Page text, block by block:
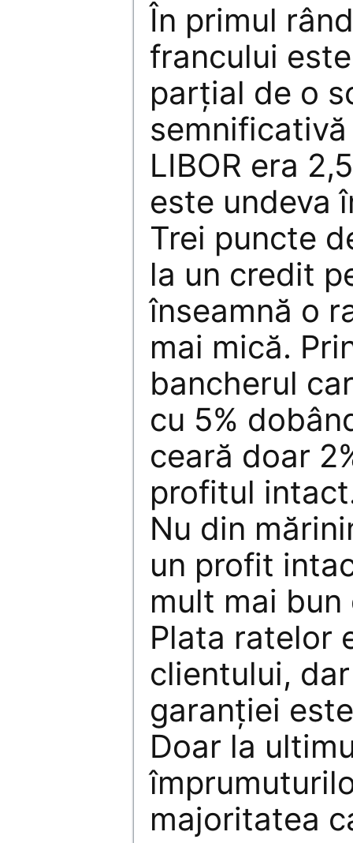
În primul
francului
parțial de o
LIBOR era
este undeva
Trei puncte
la un credit
înseamnă o
mai mică.
bancherul
cu 5%
ceară doar
profitul
Nu din
un profit
mult mai
Plata ratelor
clientului,
garanției
Doar la
majoritatea